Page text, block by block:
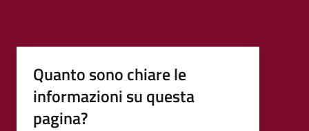
Quanto sono chiare le
informazioni su questa
pagina?